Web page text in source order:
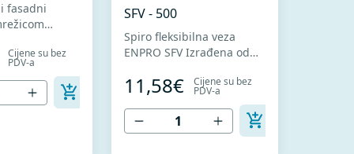
fasadni
lima DX51D
U skladu sa
Cijene su bez
PDV-a
SFV - 500
Spiro fleksibilna veza
ENPRO SFV Izrađena od
pocinkovanog lima DX51D
+ Z275 za hladno
oblikovanje i PVC
fleksibilne veze koja
11,58€ Cijene su bez
PDV-a